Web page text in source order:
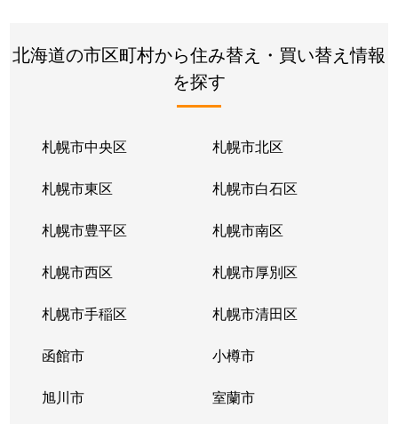
北海道の市区町村から住み替え・買い替え情報
を探す
札幌市中央区 札幌市北区
札幌市東区 札幌市白石区
札幌市豊平区 札幌市南区
札幌市西区 札幌市厚別区
札幌市手稲区 札幌市清田区
函館市 小樽市
旭川市 室蘭市